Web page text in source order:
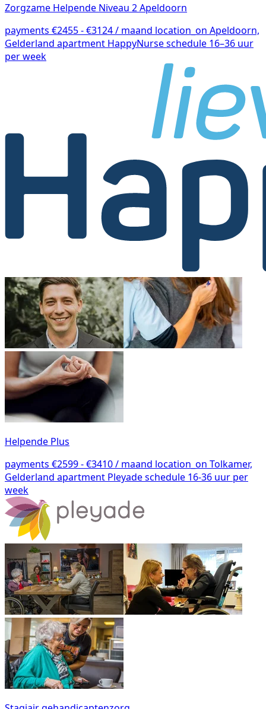
Zorgzame Helpende Niveau 2 Apeldoorn
payments €2455 - €3124 / maand location_on Apeldoorn,
Gelderland apartment HappyNurseschedule 16–36 uur
per week
Helpende Plus
payments €2599 - €3410 / maand location_on Tolkamer,
Gelderland apartment Pleyadeschedule 16-36 uur per
week